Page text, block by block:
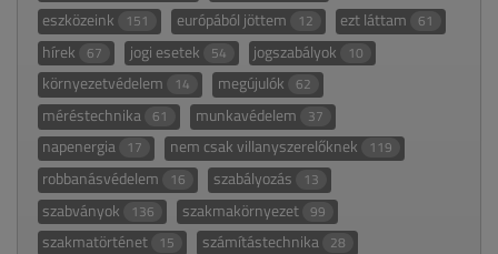
eszközeink 151 európából jöttem 12 ezt láttam 61
hírek 67 jogi esetek 54 jogszabályok 10
környezetvédelem 14 megújulók 62
méréstechnika 61 munkavédelem 37
napenergia 17 nem csak villanyszerelőknek 119
robbanásvédelem 16 szabályozás 13
szabványok 136 szakmakörnyezet 99
szakmatörténet 15 számítástechnika 28